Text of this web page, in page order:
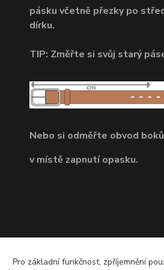
pásku včetně přezky po
dírku.
TIP: Změřte si svůj starý
Nebo si odměřte obvod boků
v místě zapnutí opasku.
Pro základní funkčnost, zpříjemnění